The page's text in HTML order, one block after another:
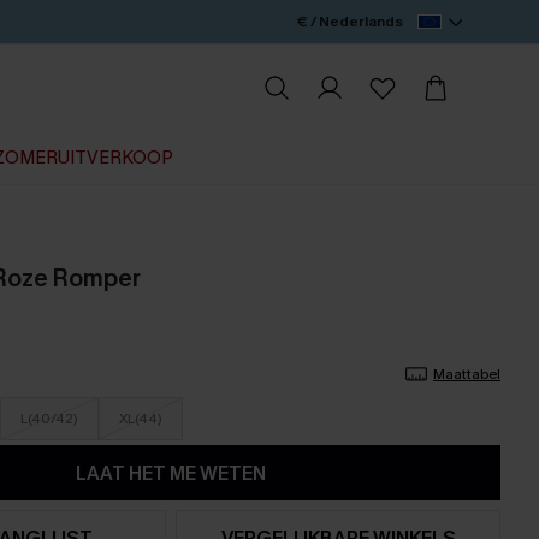
€ / Nederlands
Romper
Maattabel
L(40/42) XL(44)
LAAT HET ME WETEN